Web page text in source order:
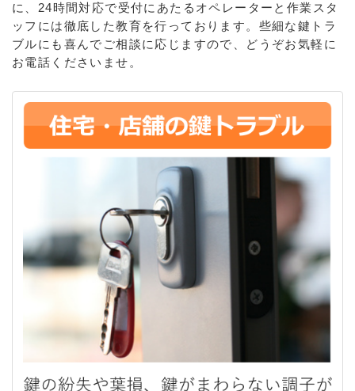
に、24時間対応で受付にあたるオペレーターと作業スタ
ッフには徹底した教育を行っております。些細な鍵トラ
ブルにも喜んでご相談に応じますので、どうぞお気軽に
お電話くださいませ。